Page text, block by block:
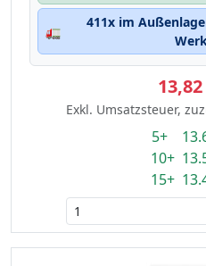
🚛
411x im
Exkl. Umsatzsteuer,
5+
10+
15+